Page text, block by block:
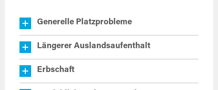
Generelle Platzprobleme
Längerer Auslandsaufenthalt
Erbschaft